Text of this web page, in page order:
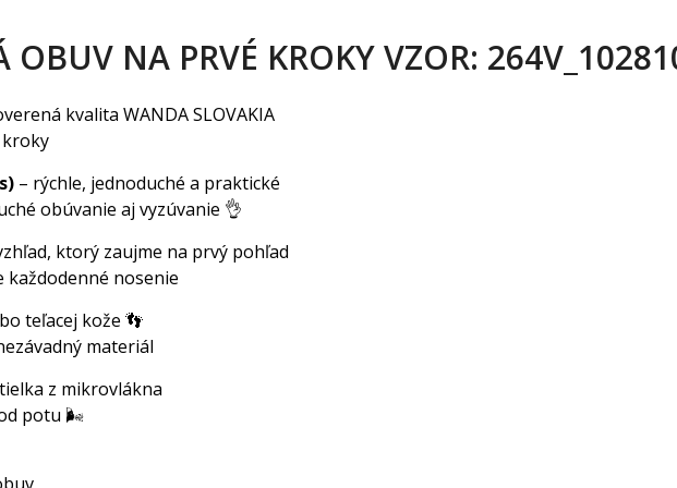
OBUV NA PRVÉ KROKY VZOR:
kvalita WANDA SLOVAKIA
kroky
– rýchle, jednoduché a praktické
obúvanie aj vyzúvanie 👌
ktorý zaujme na prvý pohľad
každodenné nosenie
teľacej kože 👣
materiál
z mikrovlákna
potu 🌬️